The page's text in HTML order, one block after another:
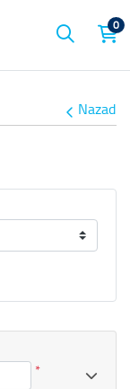
0
Nazad
*